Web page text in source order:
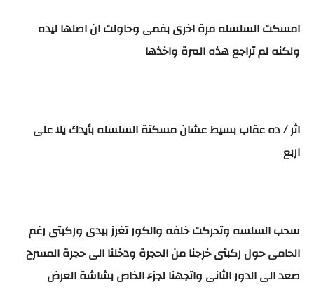
امسكت السلسله مرة اخرى بفمى وحاولت ان اصلها ليده
ولكنه لم تراجع هذه المرة واخذها
اثر / ده عقاب بسيط عشان مسكتة السلسله بأيدك يلا على
اربع
سحب السلسه وتحركت خلفه والكور تغرز بيدى وركبتى رغم
الحامى حول ركبتى خرجنا من الحجرة ودخلنا الى حجرة المسرح
صعد الى الدور الثانى واتجهنا لجزء الخاص بشاشة العرض